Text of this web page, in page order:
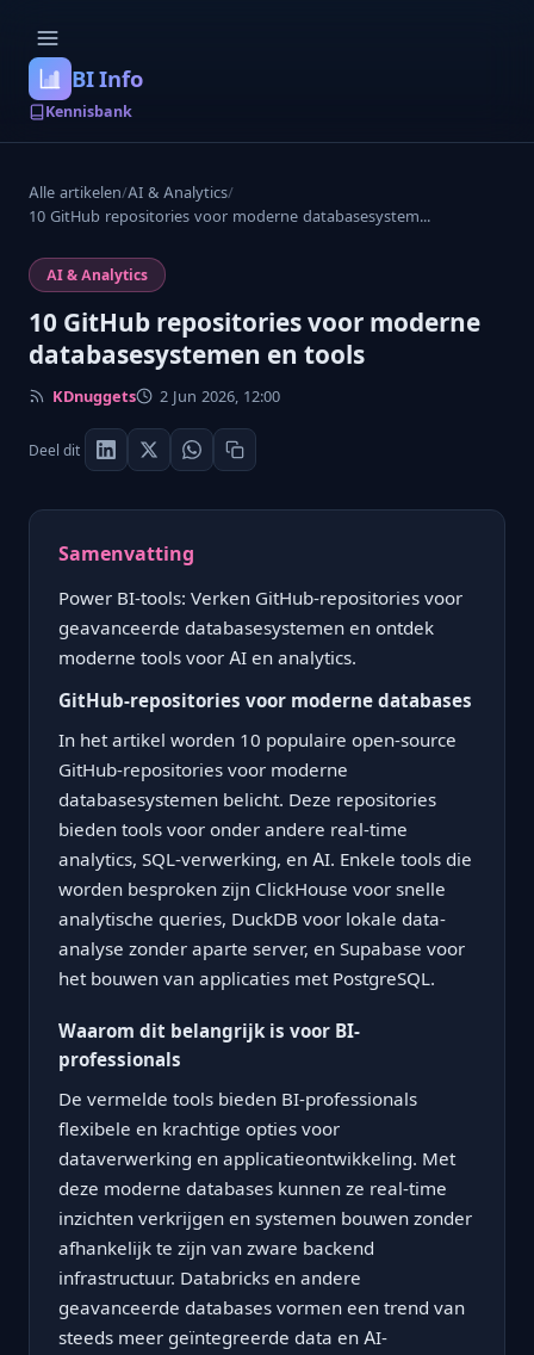
BI Info
Kennisbank
Alle artikelen/AI & Analytics/
10 GitHub repositories voor moderne databasesystem...
AI & Analytics
10 GitHub repositories voor moderne
databasesystemen en tools
KDnuggets 2 Jun 2026, 12:00
Deel dit
Samenvatting
Power BI-tools: Verken GitHub-repositories voor
geavanceerde databasesystemen en ontdek
moderne tools voor AI en analytics.
GitHub-repositories voor moderne databases
In het artikel worden 10 populaire open-source
GitHub-repositories voor moderne
databasesystemen belicht. Deze repositories
bieden tools voor onder andere real-time
analytics, SQL-verwerking, en AI. Enkele tools die
worden besproken zijn ClickHouse voor snelle
analytische queries, DuckDB voor lokale data-
analyse zonder aparte server, en Supabase voor
het bouwen van applicaties met PostgreSQL.
Waarom dit belangrijk is voor BI-
professionals
De vermelde tools bieden BI-professionals
flexibele en krachtige opties voor
dataverwerking en applicatieontwikkeling. Met
deze moderne databases kunnen ze real-time
inzichten verkrijgen en systemen bouwen zonder
afhankelijk te zijn van zware backend
infrastructuur. Databricks en andere
geavanceerde databases vormen een trend van
steeds meer geïntegreerde data en AI-